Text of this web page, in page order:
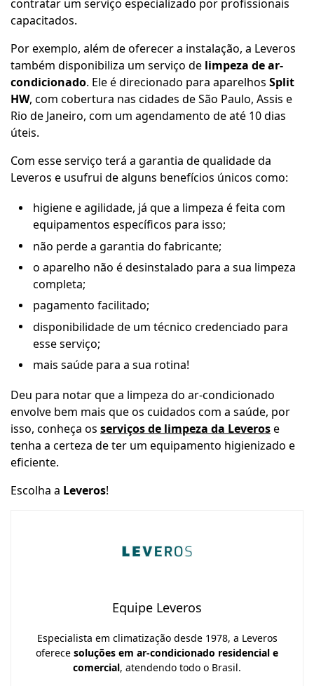
contratar um serviço especializado por profissionais
capacitados.
Por exemplo, além de oferecer a instalação, a Leveros
também disponibiliza um serviço de limpeza de ar-
condicionado. Ele é direcionado para aparelhos Split
HW, com cobertura nas cidades de São Paulo, Assis e
Rio de Janeiro, com um agendamento de até 10 dias
úteis.
Com esse serviço terá a garantia de qualidade da
Leveros e usufrui de alguns benefícios únicos como:
higiene e agilidade, já que a limpeza é feita com
equipamentos específicos para isso;
não perde a garantia do fabricante;
o aparelho não é desinstalado para a sua limpeza
completa;
pagamento facilitado;
disponibilidade de um técnico credenciado para
esse serviço;
mais saúde para a sua rotina!
Deu para notar que a limpeza do ar-condicionado
envolve bem mais que os cuidados com a saúde, por
isso, conheça os serviços de limpeza da Leverose
tenha a certeza de ter um equipamento higienizado e
eficiente.
Escolha a Leveros!
Equipe Leveros
Especialista em climatização desde 1978, a Leveros
oferece soluções em ar-condicionado residencial e
comercial, atendendo todo o Brasil.